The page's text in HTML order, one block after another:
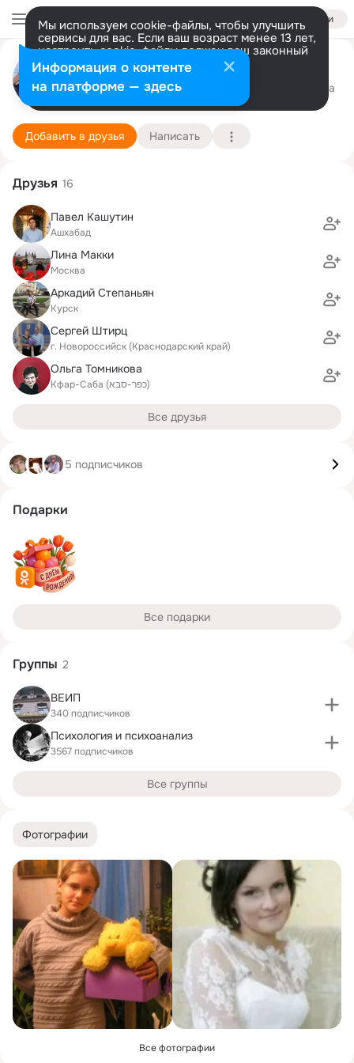
Войти
Мы используем cookie-файлы, чтобы улучшить
сервисы для вас. Если ваш возраст менее 13 лет,
настроить cookie-файлы должен ваш законный
представитель. Больше информации
Разрешить все Настроить
Надежда Петрова (Буровцева)
Москва 24 сентября (62 года)
44 школа
Подробнее
Добавить в друзья Написать
Фотографии
Все фотографии
Друзья 16
Павел Кашутин
Ашхабад
Лина Макки
Москва
Аркадий Степаньян
Курск
Сергей Штирц
г. Новороссийск (Краснодарский край)
Ольга Томникова
Кфар-Саба (כפר-סבא)
Все друзья
5 подписчиков
Подарки
Все подарки
Группы 2
ВЕИП
340 подписчиков
Психология и психоанализ
3567 подписчиков
Все группы
Информация о контенте
на платформе — здесь